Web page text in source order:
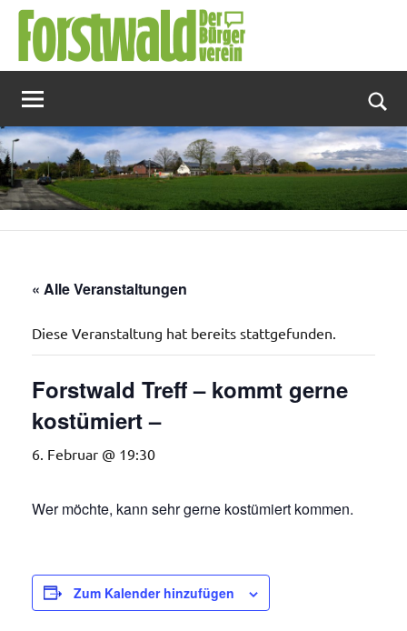
Zum
Inhalt
springen
« Alle Veranstaltungen
Diese Veranstaltung hat bereits stattgefunden.
Forstwald Treff – kommt gerne
kostümiert –
6. Februar @ 19:30
Wer möchte, kann sehr gerne kostümiert kommen.
Zum Kalender hinzufügen